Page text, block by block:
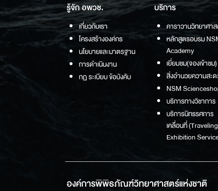
รู้จัก อพวช.
เกี่ยวกับเรา
โครงสร้างองค์กร
นโยบายและมาตรฐาน
การดำเนินงาน
กฏ ระเบียบ ข้อบังคับ
บริการ
คาราวานวิทยาศา
หลักสูตรอบรม
Academy
เยี่ยมชม(จองเข้าชม)
สิ่งอำนวยความสะ
NSM
บริการทางวิชาการ
บริการนิทรรศการ
เคลื่อนที่ (Traveling
Exhibition
องค์การพิพิธภัณฑ์วิทยาศาสตร์แห่งชาติ